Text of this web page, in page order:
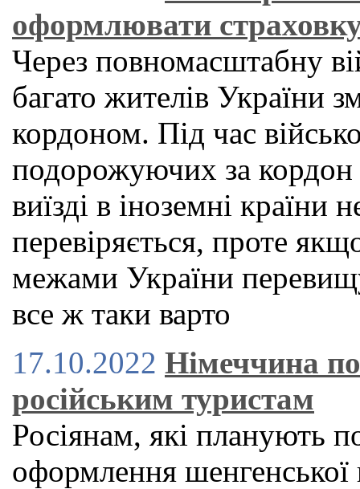
оформлювати
Через повномасштабну
багато жителів України
кордоном. Під час
подорожуючих за кордон
виїзді в іноземні країни
перевіряється, проте
межами України
все ж таки варто
17.10.2022 Німеччина
російським туристам
Росіянам, які планують
оформлення шенгенської